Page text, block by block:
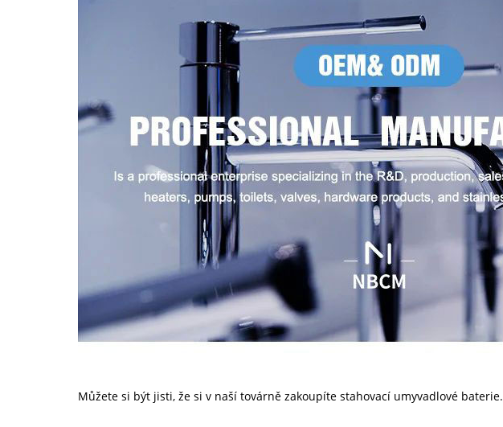
Můžete si být jisti, že si v naší továrně zakoupíte stahovací umyvadlové baterie.